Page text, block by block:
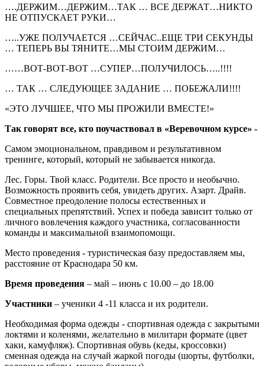
….ДЕРЖИМ…ДЕРЖИМ…ТАК … ВСЕ ДЕРЖАТ…НИКТО
НЕ ОТПУСКАЕТ РУКИ…
…..УЖЕ ПОЛУЧАЕТСЯ …СЕЙЧАС..ЕЩЕ ТРИ СЕКУНДЫ
… ТЕПЕРЬ ВЫ ТЯНИТЕ…МЫ СТОИМ ДЕРЖИМ…
……ВОТ-ВОТ-ВОТ …СУПЕР…ПОЛУЧИЛОСЬ…..!!!!
… ТАК … СЛЕДУЮЩЕЕ ЗАДАНИЕ … ПОБЕЖАЛИ!!!!
«ЭТО ЛУЧШЕЕ, ЧТО МЫ ПРОЖИЛИ ВМЕСТЕ!»
Так говорят все, кто поучаствовал в «Веревочном курсе» -
Самом эмоциональном, правдивом и результативном
тренинге, который, который не забывается никогда.
Лес. Горы. Твой класс. Родители. Все просто и необычно.
Возможность проявить себя, увидеть других. Азарт. Драйв.
Совместное преодоление полосы естественных и
специальных препятствий. Успех и победа зависит только от
личного вовлечения каждого участника, согласованности
команды и максимальной взаимопомощи.
Место проведения - туристическая базу предоставляем мы,
расстояние от Краснодара 50 км.
Время проведения – май – июнь с 10.00 – до 18.00
Участники – ученики 4 -11 класса и их родители.
Необходимая форма одежды - спортивная одежда с закрытыми
локтями и коленями, желательно в милитари формате (цвет
хаки, камуфляж). Спортивная обувь (кеды, кроссовки)
сменная одежда на случай жаркой погоды (шорты, футболки,